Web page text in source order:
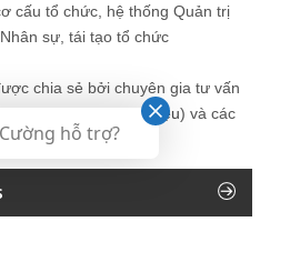
cấu tổ chức, hệ thống Quản trị
sự, tái tạo tổ chức
chia sẻ bởi chuyên gia tư vấn
Hùng Cường (giới thiệu) và các
đồng Nhân sự.
hỗ trợ?